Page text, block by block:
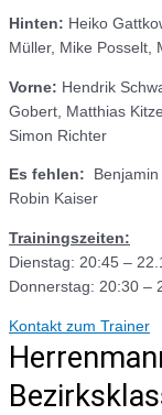
Hinten: Heiko
Müller, Mike Posselt,
Vorne: Hendrik
Gobert, Matthias
Simon Richter
Es fehlen:
Robin Kaiser
Trainingszeiten:
Dienstag: 20:45 –
Donnerstag: 20:30 –
Kontakt zum Trainer